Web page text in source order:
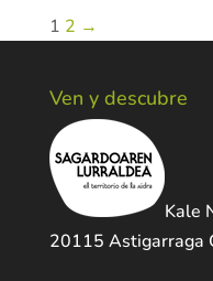
1 2 →
Ven y descubre
Kale
20115 Astigarraga